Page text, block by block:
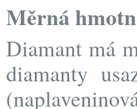
Měrná
Diamant má
diamanty